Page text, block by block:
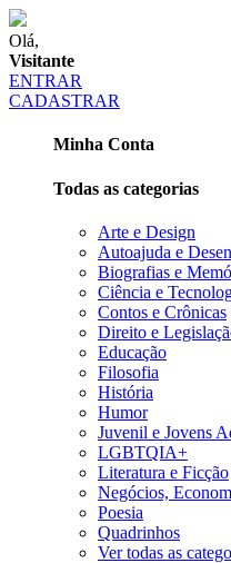
Olá,
Visitante
ENTRAR
CADASTRAR
Minha Conta
Todas as categorias
Arte e Design
Autoajuda e
Biografias e
Ciência e
Contos e Crônicas
Direito e
Educação
Filosofia
História
Humor
Juvenil e Jovens
LGBTQIA+
Literatura e Ficção
Negócios,
Poesia
Quadrinhos
Ver todas as